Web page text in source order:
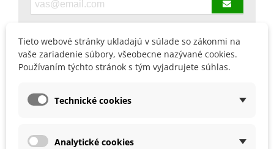
1000708
Obľúbené
Popis
Semienka môžeme predpestovať
od februára do
Tieto webové stránky ukladajú v súlade so zákonmi na
vaše zariadenie súbory, všeobecne nazývané cookies.
Používaním týchto stránok s tým vyjadrujete súhlas.
Technické cookies
Analytické cookies